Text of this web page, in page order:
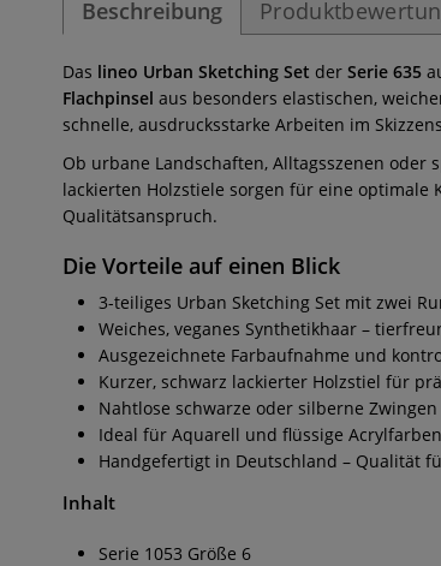
Beschreibung
Das lineo Urban Sketching Set der Serie 635
Flachpinsel aus besonders elastischen,
schnelle, ausdrucksstarke Arbeiten im
Ob urbane Landschaften, Alltagsszenen oder
lackierten Holzstiele sorgen für eine
Qualitätsanspruch.
Die Vorteile auf einen Blick
3-teiliges Urban Sketching Set mit zwei
Weiches, veganes Synthetikhaar –
Ausgezeichnete Farbaufnahme und
Kurzer, schwarz lackierter Holzstiel für
Nahtlose schwarze oder silberne
Ideal für Aquarell und flüssige
Handgefertigt in Deutschland – Qualität
Inhalt
Serie 1053 Größe 6